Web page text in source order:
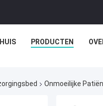
HUIS PRODUCTEN
Onmoeilijke